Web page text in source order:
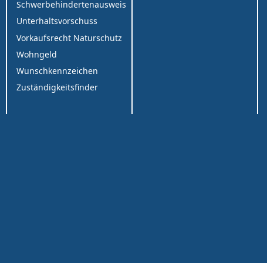
Schwerbehindertenausweis
Unterhaltsvorschuss
Vorkaufsrecht Naturschutz
Wohngeld
Wunschkennzeichen
Zuständigkeitsfinder